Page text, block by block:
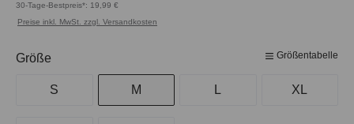
30-Tage-Bestpreis*: 19,99 €
Preise inkl. MwSt. zzgl. Versandkosten
Größe Größentabelle
S M L XL